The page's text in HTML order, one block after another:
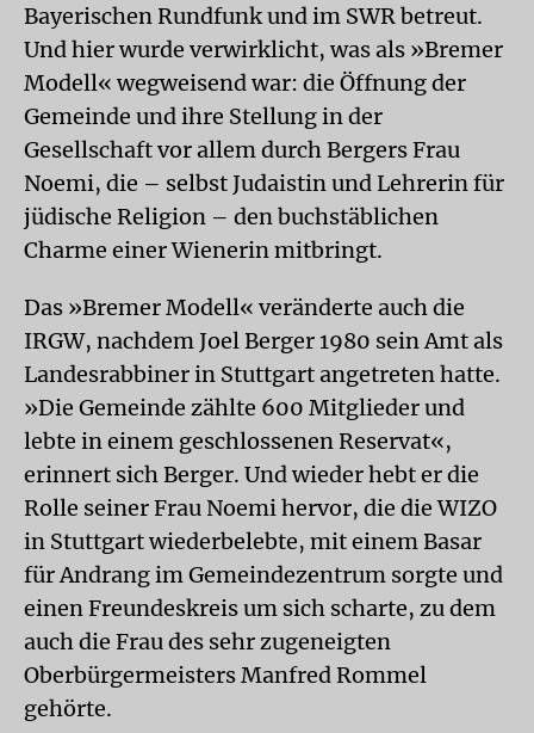
Bayerischen Rundfunk und im SWR betreut.
Und hier wurde verwirklicht, was als »Bremer
Modell« wegweisend war: die Öffnung der
Gemeinde und ihre Stellung in der
Gesellschaft vor allem durch Bergers Frau
Noemi, die – selbst Judaistin und Lehrerin für
jüdische Religion – den buchstäblichen
Charme einer Wienerin mitbringt.
Das »Bremer Modell« veränderte auch die
IRGW, nachdem Joel Berger 1980 sein Amt als
Landesrabbiner in Stuttgart angetreten hatte.
»Die Gemeinde zählte 600 Mitglieder und
lebte in einem geschlossenen Reservat«,
erinnert sich Berger. Und wieder hebt er die
Rolle seiner Frau Noemi hervor, die die WIZO
in Stuttgart wiederbelebte, mit einem Basar
für Andrang im Gemeindezentrum sorgte und
einen Freundeskreis um sich scharte, zu dem
auch die Frau des sehr zugeneigten
Oberbürgermeisters Manfred Rommel
gehörte.